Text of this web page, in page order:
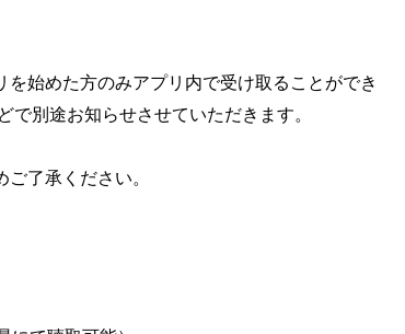
始めた方のみアプリ内で受け取ることができ
別途お知らせさせていただきます。
了承ください。